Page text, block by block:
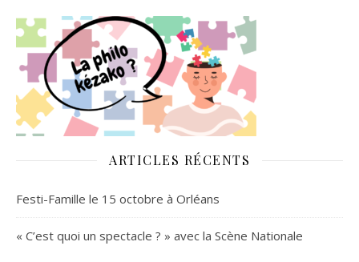
ARTICLES RÉCENTS
Festi-Famille le 15 octobre à Orléans
« C’est quoi un spectacle ? » avec la Scène Nationale